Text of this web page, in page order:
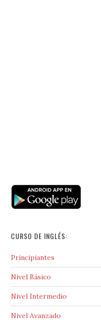
CURSO DE INGLÉS:
Principiantes
Nivel Básico
Nivel Intermedio
Nivel Avanzado